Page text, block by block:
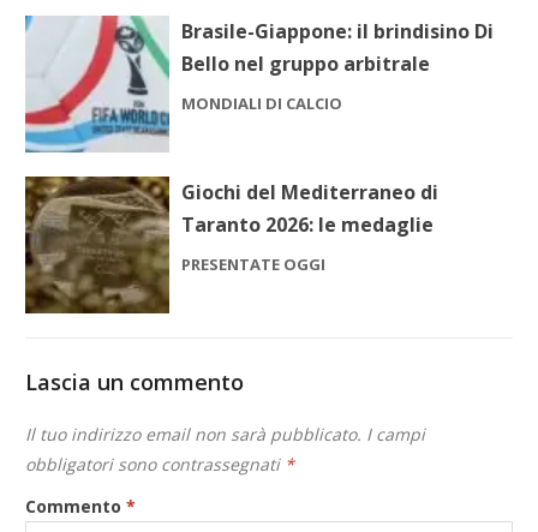
Brasile-Giappone: il brindisino Di
Bello nel gruppo arbitrale
MONDIALI DI CALCIO
Giochi del Mediterraneo di
Taranto 2026: le medaglie
PRESENTATE OGGI
Lascia un commento
Il tuo indirizzo email non sarà pubblicato. I campi
obbligatori sono contrassegnati *
Commento*